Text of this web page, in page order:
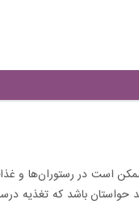
است در رستوران‌ها و
حواستان باشد که تغذیه